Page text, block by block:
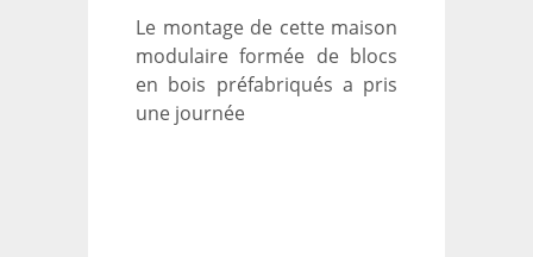
Le montage de cette maison
modulaire formée de blocs
en bois préfabriqués a pris
une journée